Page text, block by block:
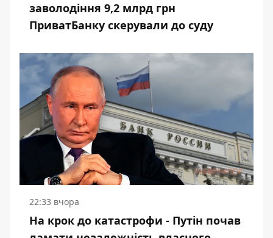
заволодіння 9,2 млрд грн
ПриватБанку скерували до суду
22:33 вчора
На крок до катастрофи - Путін почав